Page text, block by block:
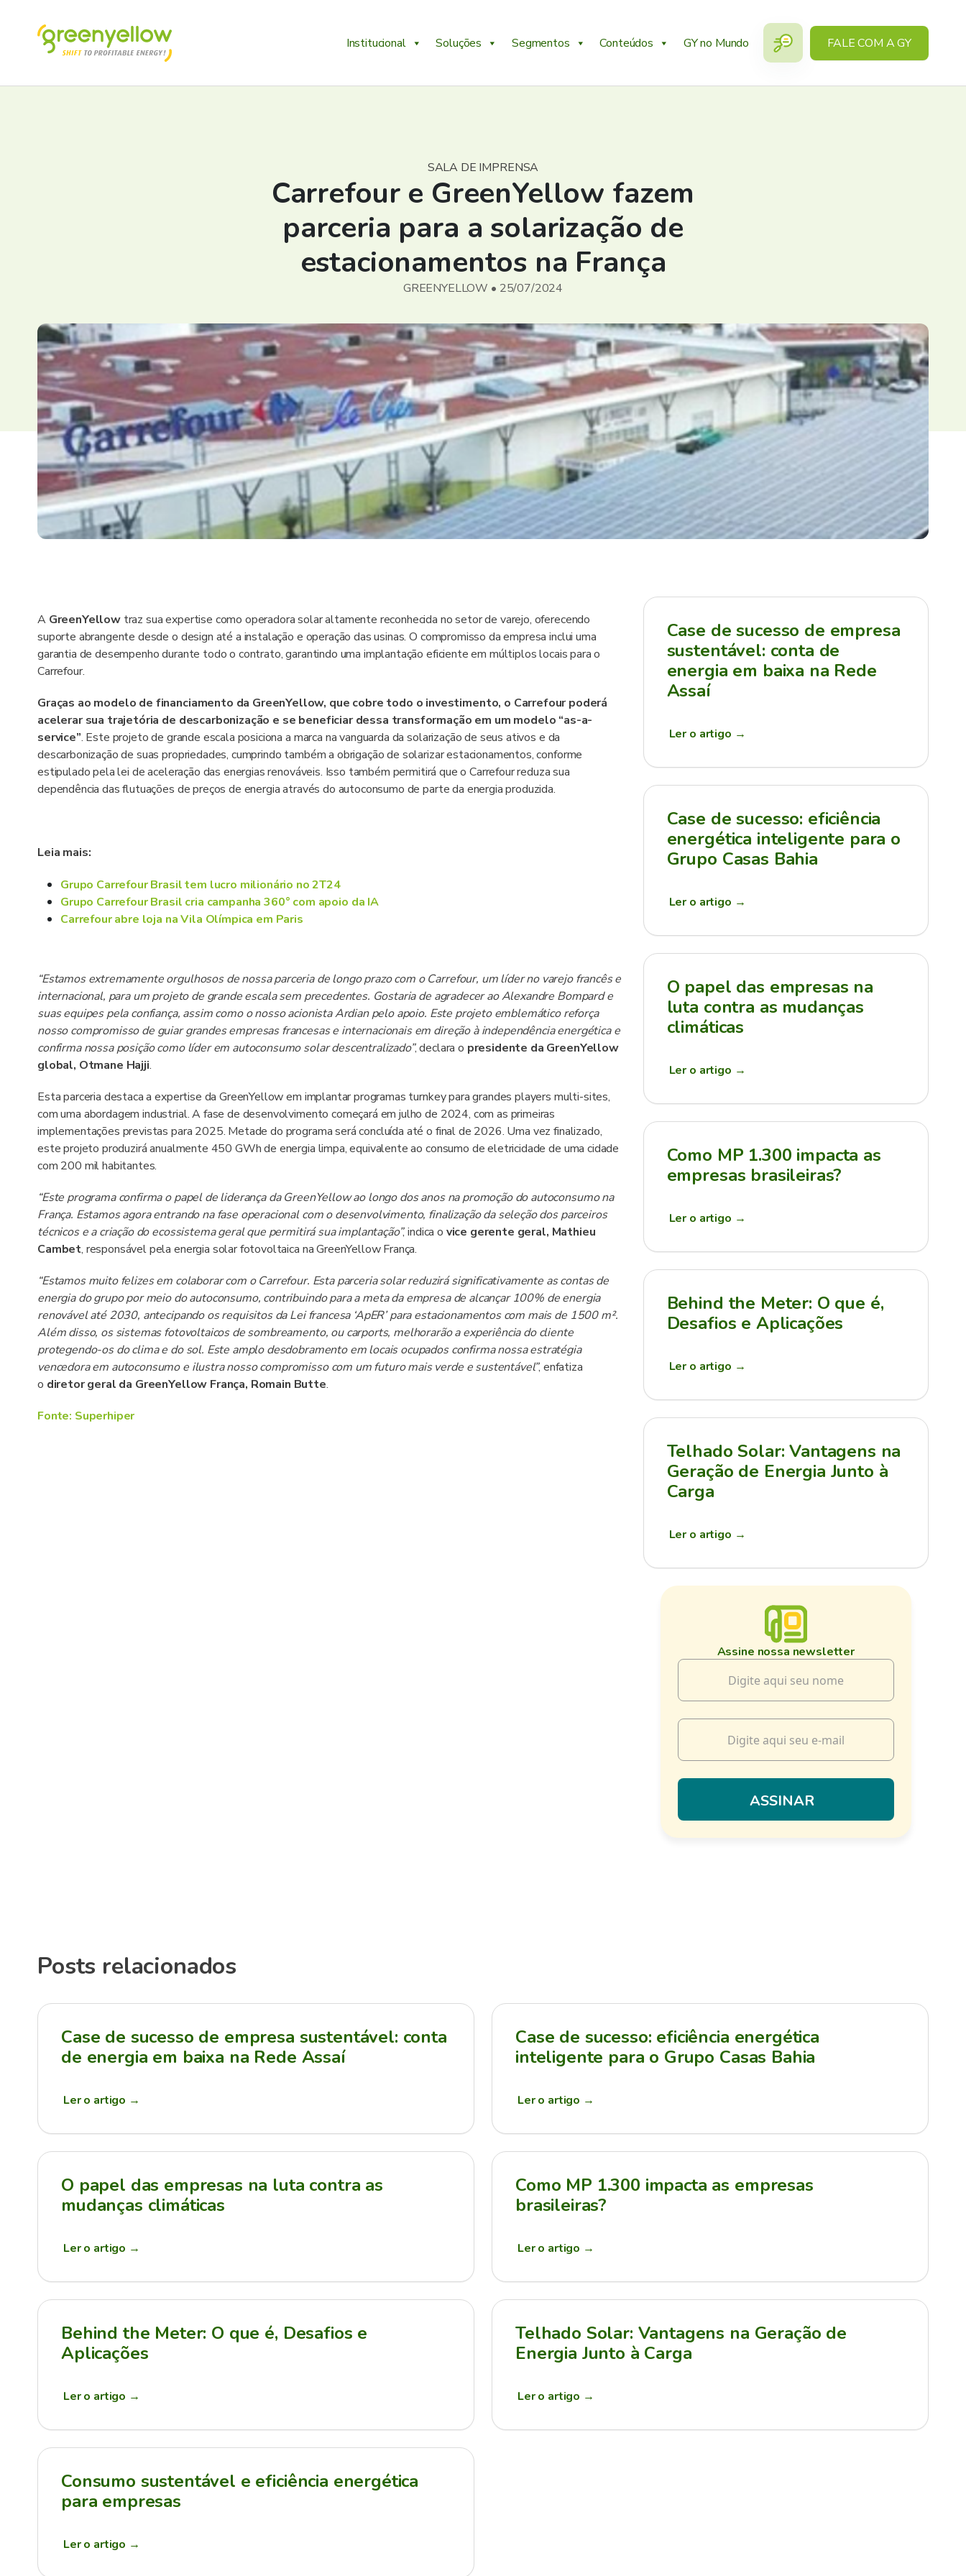
Institucional Soluções Segmentos Conteúdos GY no Mundo FALE COM A GY
SALA DE IMPRENSA
Carrefour e GreenYellow fazem
parceria para a solarização de
estacionamentos na França
GREENYELLOW • 25/07/2024
A GreenYellowtraz sua expertise como operadora solar altamente reconhecida no setor de varejo, oferecendo
suporte abrangente desde o design até a instalação e operação das usinas. O compromisso da empresa inclui uma
garantia de desempenho durante todo o contrato, garantindo uma implantação eficiente em múltiplos locais para o
Carrefour.
Graças ao modelo de financiamento da GreenYellow, que cobre todo o investimento, o Carrefour poderá
acelerar sua trajetória de descarbonização e se beneficiar dessa transformação em um modelo “as-a-
service”. Este projeto de grande escala posiciona a marca na vanguarda da solarização de seus ativos e da
descarbonização de suas propriedades, cumprindo também a obrigação de solarizar estacionamentos, conforme
estipulado pela lei de aceleração das energias renováveis. Isso também permitirá que o Carrefour reduza sua
dependência das flutuações de preços de energia através do autoconsumo de parte da energia produzida.
Leia mais:
Grupo Carrefour Brasil tem lucro milionário no 2T24
Grupo Carrefour Brasil cria campanha 360° com apoio da IA
Carrefour abre loja na Vila Olímpica em Paris
“Estamos extremamente orgulhosos de nossa parceria de longo prazo com o Carrefour, um líder no varejo francês e
internacional, para um projeto de grande escala sem precedentes. Gostaria de agradecer ao Alexandre Bompard e
suas equipes pela confiança, assim como o nosso acionista Ardian pelo apoio. Este projeto emblemático reforça
nosso compromisso de guiar grandes empresas francesas e internacionais em direção à independência energética e
confirma nossa posição como líder em autoconsumo solar descentralizado”, declara o presidente da GreenYellow
global, Otmane Hajji.
Esta parceria destaca a expertise da GreenYellow em implantar programas turnkey para grandes players multi-sites,
com uma abordagem industrial. A fase de desenvolvimento começará em julho de 2024, com as primeiras
implementações previstas para 2025. Metade do programa será concluída até o final de 2026. Uma vez finalizado,
este projeto produzirá anualmente 450 GWh de energia limpa, equivalente ao consumo de eletricidade de uma cidade
com 200 mil habitantes.
“Este programa confirma o papel de liderança da GreenYellow ao longo dos anos na promoção do autoconsumo na
França. Estamos agora entrando na fase operacional com o desenvolvimento, finalização da seleção dos parceiros
técnicos e a criação do ecossistema geral que permitirá sua implantação”, indica o vice gerente geral, Mathieu
Cambet, responsável pela energia solar fotovoltaica na GreenYellow França.
“Estamos muito felizes em colaborar com o Carrefour. Esta parceria solar reduzirá significativamente as contas de
energia do grupo por meio do autoconsumo, contribuindo para a meta da empresa de alcançar 100% de energia
renovável até 2030, antecipando os requisitos da Lei francesa ‘ApER’ para estacionamentos com mais de 1500 m².
Além disso, os sistemas fotovoltaicos de sombreamento, ou carports, melhorarão a experiência do cliente
protegendo-os do clima e do sol. Este amplo desdobramento em locais ocupados confirma nossa estratégia
vencedora em autoconsumo e ilustra nosso compromisso com um futuro mais verde e sustentável”, enfatiza
o diretor geral da GreenYellow França, Romain Butte.
Fonte: Superhiper
Case de sucesso de empresa
sustentável: conta de
energia em baixa na Rede
Assaí
Ler o artigo →
Case de sucesso: eficiência
energética inteligente para o
Grupo Casas Bahia
Ler o artigo →
O papel das empresas na
luta contra as mudanças
climáticas
Ler o artigo →
Como MP 1.300 impacta as
empresas brasileiras?
Ler o artigo →
Behind the Meter: O que é,
Desafios e Aplicações
Ler o artigo →
Telhado Solar: Vantagens na
Geração de Energia Junto à
Carga
Ler o artigo →
Assine nossa newsletter
Posts relacionados
Case de sucesso de empresa sustentável: conta
de energia em baixa na Rede Assaí
Ler o artigo →
Case de sucesso: eficiência energética
inteligente para o Grupo Casas Bahia
Ler o artigo →
O papel das empresas na luta contra as
mudanças climáticas
Ler o artigo →
Como MP 1.300 impacta as empresas
brasileiras?
Ler o artigo →
Behind the Meter: O que é, Desafios e
Aplicações
Ler o artigo →
Telhado Solar: Vantagens na Geração de
Energia Junto à Carga
Ler o artigo →
Consumo sustentável e eficiência energética
para empresas
Ler o artigo →